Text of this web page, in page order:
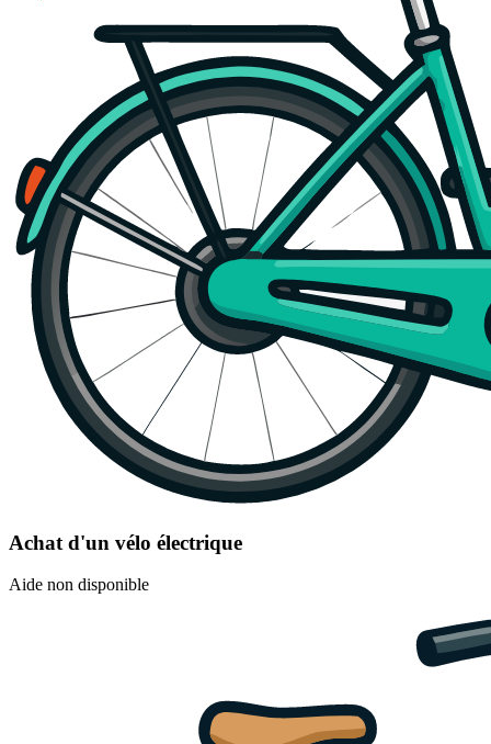
Achat d'un vélo électrique
Aide non disponible